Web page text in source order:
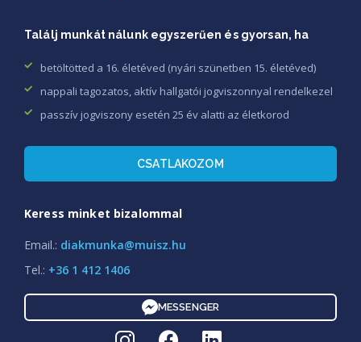
Találj munkát nálunk egyszerűen és gyorsan, ha
betöltötted a 16. életéved (nyári szünetben 15. életéved)
nappali tagozatos, aktív hallgatói jogviszonnyal rendelkezel
passzív jogviszony esetén 25 év alatti az életkorod
CSATLAKOZOM
Keress minket bizalommal
Email.: diakmunka@muisz.hu
Tel.: +36 1 412 1406
MESSENGER